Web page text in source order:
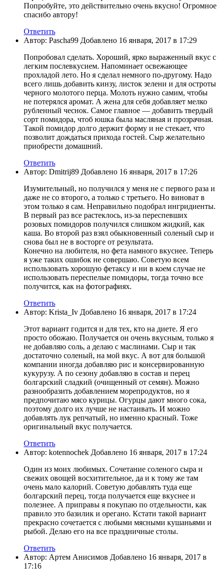
Попробуйте, это действительно очень вкусно! Огромное
спасибо автору!
Ответить
Автор: Pascha99 Добавлено 16 января, 2017 в 17:29
Попробовал сделать. Хороший, ярко выраженный вкус с
легким послевкусием. Напоминает освежающее
прохладой лето. Но я сделал немного по-другому. Надо
всего лишь добавить кинзу, листок зелени и для остроты
черного молотого перца. Молоть нужно самим, чтобы
не потерялся аромат. А жена для себя добавляет мелко
рубленный чеснок. Самое главное — добавить твердый
сорт помидора, чтоб юшка была масляная и прозрачная.
Такой помидор долго держит форму и не стекает, что
позволит дождаться прихода гостей. Сыр желательно
приобрести домашний.
Ответить
Автор: Dmitrij89 Добавлено 16 января, 2017 в 17:26
Изумительный, но получился у меня не с первого раза и
даже не со второго, а только с третьего. Но виноват в
этом только я сам. Неправильно подобрал ингридиенты.
В первый раз все растеклось, из-за переспевших
розовых помидоров получился слишком жидкий, как
каша. Во второй раз взял обыкновенный соленый сыр и
снова был не в восторге от результата.
Конечно на любителя, но фета намного вкуснее. Теперь
я уже таких ошибок не совершаю. Советую всем
использовать хорошую фетаксу и ни в коем случае не
использовать переспелые помидоры, тогда точно все
получится, как на фотографиях.
Ответить
Автор: Krista_Iv Добавлено 16 января, 2017 в 17:24
Этот вариант годится и для тех, кто на диете. Я его
просто обожаю. Получается он очень вкусным, только я
не добавляю соль, а делаю с маслинами. Сыр и так
достаточно соленый, на мой вкус. А вот для большой
компании иногда добавляю рис и консервированную
кукурузу. А по сезону добавляю в состав и перец
болгарский сладкий (очищенный от семян). Можно
разнообразить добавлением морепродуктов, но я
предпочитаю мясо курицы. Огурцы дают много сока,
поэтому долго их лучше не настаивать. И можно
добавлять лук репчатый, но именно красный. Тоже
оригинальный вкус получается.
Ответить
Автор: kotennochek Добавлено 16 января, 2017 в 17:24
Один из моих любимых. Сочетание соленого сыра и
свежих овощей восхитительное, да и к тому же там
очень мало калорий. Советую добавлять туда еще
болгарский перец, тогда получается еще вкуснее и
полезнее. А приправы я покупаю по отдельности, как
правило это базилик и орегано. Кстати такой вариант
прекрасно сочетается с любыми мясными кушаньями и
рыбой. Делаю его на все праздничные столы.
Ответить
Автор: Артем Анисимов Добавлено 16 января, 2017 в
17:16